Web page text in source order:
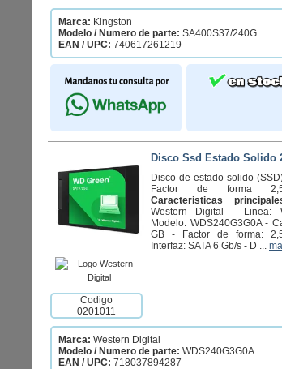
Marca: Kingston
Modelo / Numero de parte: SA400S37/240G
EAN / UPC: 740617261219
Codigo
0201011
Disco Ssd Estado Solido
Disco de estado solido
Factor de forma
Caracteristicas
Western Digital - Linea:
Modelo: WDS240G3G0A -
GB - Factor de forma:
Interfaz: SATA 6 Gb/s - D ...
Marca: Western Digital
Modelo / Numero de parte: WDS240G3G0A
EAN / UPC: 718037894287